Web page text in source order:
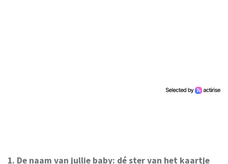
1. De naam van jullie baby: dé ster van het kaartje